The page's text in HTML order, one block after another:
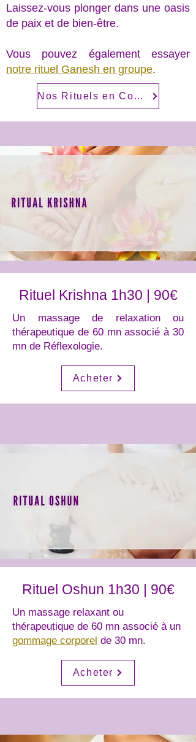
Laissez-vous plonger dans une oasis
de paix et de bien-être.
Vous pouvez également essayer
notre rituel Ganesh en groupe.
Nos Rituels en Couple
Rituel Krishna 1h30 | 90€
Un massage de relaxation ou
thérapeutique de 60 mn associé à 30
mn de Réflexologie.
Acheter
Rituel Oshun 1h30 | 90€
Un massage relaxant ou
thérapeutique de 60 mn associé à un
gommage corporel de 30 mn.
Acheter